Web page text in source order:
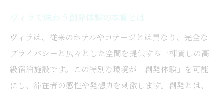
プライバシー重視のヴィラで贅沢な時間
高級ヴィラが演出する特別な休日の魅力
ヴィラ滞在でしか得られない上質な寛ぎ
創発空間として楽しむヴィラの選び方
創発体験を最大化するヴィラの選定基準
ヴィラで味わう創発体験の本質とは
ヴィラは、従来のホテルやコテージとは異なり、完全な
プライバシーと広々とした空間を提供する一棟貸しの高
級宿泊施設です。この特別な環境が「創発体験」を可能
にし、滞在者の感性や発想力を刺激します。創発とは、